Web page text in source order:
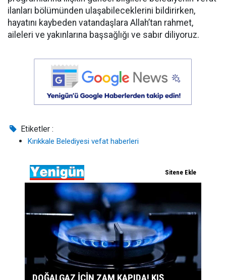
ilanları bölümünden ulaşabileceklerini bildirirken,
hayatını kaybeden vatandaşlara Allah’tan rahmet,
aileleri ve yakınlarına başsağlığı ve sabır diliyoruz.
Etiketler :
Kırıkkale Belediyesi vefat haberleri